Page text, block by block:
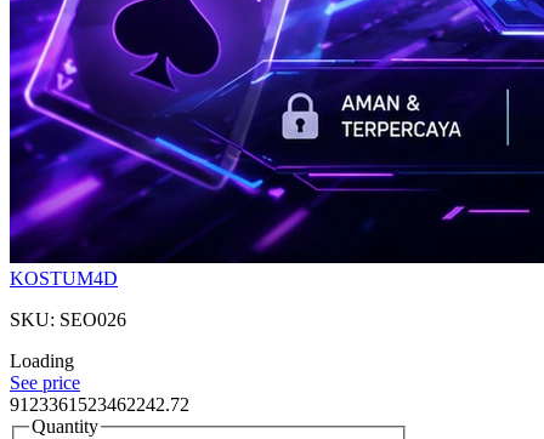
KOSTUM4D
SKU: SEO026
Loading
See price
9123361523462242.72
Quantity